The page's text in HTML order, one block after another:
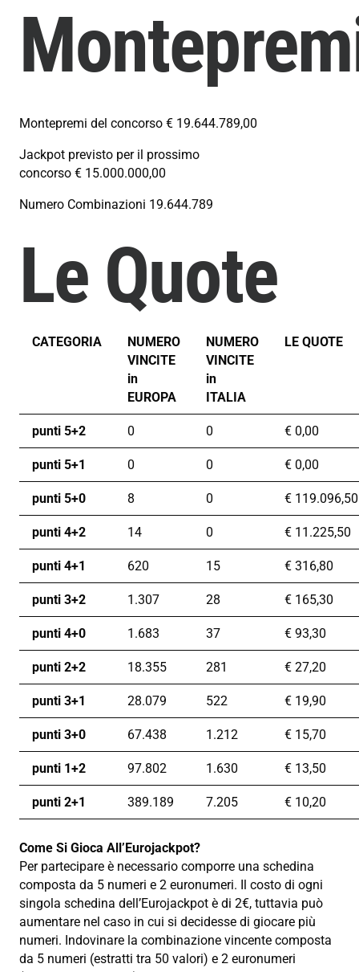
Montepremi del concorso € 19.644.789,00
Jackpot previsto per il prossimo
concorso € 15.000.000,00
Numero Combinazioni 19.644.789
Le Quote
CATEGORIA
NUMERO
VINCITE
in
EUROPA
NUMERO
VINCITE
in
ITALIA
LE QUOTE
punti 5+2 0 0 € 0,00
punti 5+1 0 0 € 0,00
punti 5+0 8 0 € 119.096,50
punti 4+2 14 0 € 11.225,50
punti 4+1 620 15 € 316,80
punti 3+2 1.307 28 € 165,30
punti 4+0 1.683 37 € 93,30
punti 2+2 18.355 281 € 27,20
punti 3+1 28.079 522 € 19,90
punti 3+0 67.438 1.212 € 15,70
punti 1+2 97.802 1.630 € 13,50
punti 2+1 389.189 7.205 € 10,20
Come Si Gioca All’Eurojackpot?
Per partecipare è necessario comporre una schedina
composta da 5 numeri e 2 euronumeri. Il costo di ogni
singola schedina dell’Eurojackpot è di 2€, tuttavia può
aumentare nel caso in cui si decidesse di giocare più
numeri. Indovinare la combinazione vincente composta
da 5 numeri (estratti tra 50 valori) e 2 euronumeri